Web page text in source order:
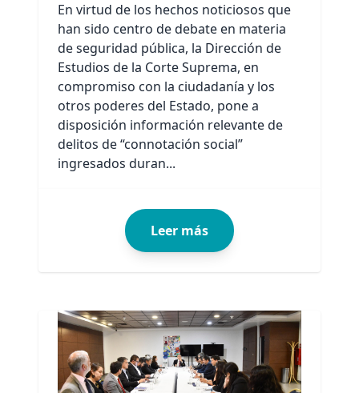
En virtud de los hechos noticiosos que
han sido centro de debate en materia
de seguridad pública, la Dirección de
Estudios de la Corte Suprema, en
compromiso con la ciudadanía y los
otros poderes del Estado, pone a
disposición información relevante de
delitos de “connotación social”
ingresados duran...
Leer más